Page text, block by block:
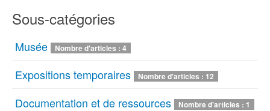
Sous-catégories
Musée Nombre d'articles : 4
Expositions temporaires Nombre d'articles : 12
Documentation et de ressources Nombre d'articles : 1